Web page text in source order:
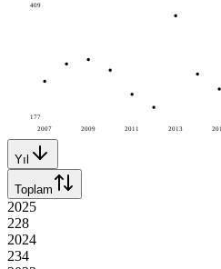
2007 2009 2011 2013
409
177
Yıl
Toplam
2025
228
2024
234